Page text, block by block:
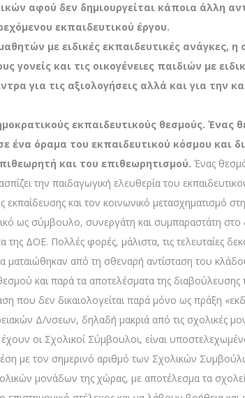
αφού δεν δημιουργείται κάποια άλλη
εκπαιδευτικού έργου.
με ειδικές εκπαιδευτικές ανάγκες,
και τις οικογένειες παιδιών με
για τις αξιολογήσεις αλλά και για την
εκπαιδευτικούς θεσμούς. Ένας
ένα όραμα του εκπαιδευτικού κόσμου και
και του επιθεωρητισμού. Ένας
την παιδαγωγική ελευθερία του
και τον κοινωνικό μετασχηματισμό
ως σύμβουλο, συνεργάτη και συμπαραστάτη
ΔΟΕ. Πολλές φορές, μάλιστα, τις τελευταίες
ματαιώθηκαν από τη σθεναρή αντίσταση του
και παρά τα αποτελέσματα της
που δεν δικαιολογείται παρά μόνο ως πράξη
Δ/νσεων, δηλαδή μακριά από τις σχολικές
οι Σχολικοί Σύμβουλοι, είναι
με τον σημερινό αριθμό των Σχολικών
μονάδων της χώρας, με αποτέλεσμα τα